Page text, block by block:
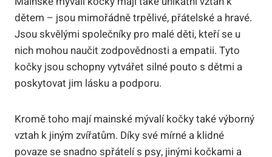
dětem – jsou mimořádně trpělivé, přátelské a hravé.
Jsou skvělými společníky pro malé děti, kteří se u
nich mohou naučit zodpovědnosti a empatii. Tyto
kočky jsou schopny vytvářet silné pouto s dětmi a
poskytovat jim lásku a podporu.
Kromě toho mají mainské mývalí kočky také výborný
vztah k jiným zvířatům. Díky své mírné a klidné
povaze se snadno spřátelí s psy, jinými kočkami a